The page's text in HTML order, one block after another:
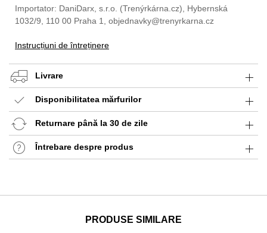
Importator: DaniDarx, s.r.o. (Trenýrkárna.cz), Hybernská
1032/9, 110 00 Praha 1, objednavky@trenyrkarna.cz
Instrucțiuni de întreținere
Livrare
Disponibilitatea mărfurilor
Returnare până la 30 de zile
Întrebare despre produs
PRODUSE SIMILARE